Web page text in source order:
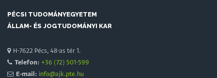
PÉCSI TUDOMÁNYEGYETEM
ÁLLAM- ÉS JOGTUDOMÁNYI KAR
H-7622 Pécs, 48-as tér 1.
Telefon: +36 (72) 501-599
E-mail: info@ajk.pte.hu